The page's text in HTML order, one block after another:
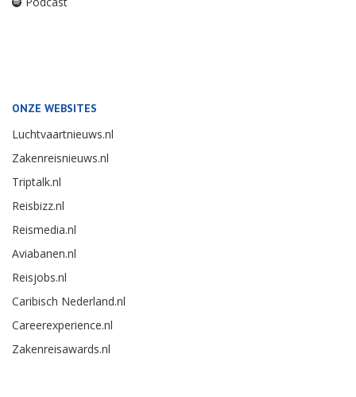
ONZE WEBSITES
Luchtvaartnieuws.nl
Zakenreisnieuws.nl
Triptalk.nl
Reisbizz.nl
Reismedia.nl
Aviabanen.nl
Reisjobs.nl
Caribisch Nederland.nl
Careerexperience.nl
Zakenreisawards.nl